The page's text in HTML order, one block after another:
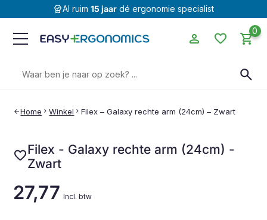
editor_choiceAl ruim 15 jaar dé ergonomie specialist
search
person favorite 0
shopping_cart
arrow_backHome chevron_rightWinkel chevron_rightFilex – Galaxy rechte arm (24cm) – Zwart
favoriteFilex - Galaxy rechte arm (24cm) -
Zwart
27,77 Incl. btw